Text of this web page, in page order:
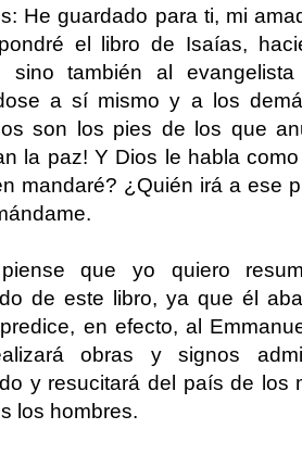
He guardado para ti, mi
el libro de Isaías,
sino también al
a sí mismo y a los
son los pies de los que
la paz! Y Dios le habla
mandaré? ¿Quién irá a ese
que yo quiero
de este libro, ya que él
en efecto, al
obras y signos
y resucitará del país de los
los hombres.